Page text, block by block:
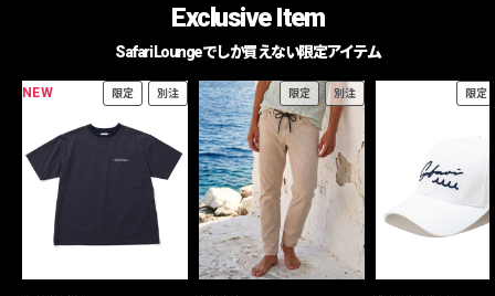
Exclusive Item
Safari Loungeでしか買えない限定アイテム
NEW 限定 別注 限定 別注 限定